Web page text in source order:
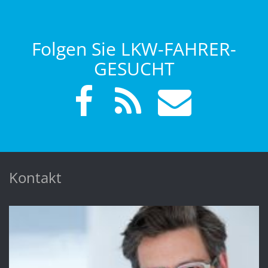
Folgen Sie LKW-FAHRER-
GESUCHT
Kontakt